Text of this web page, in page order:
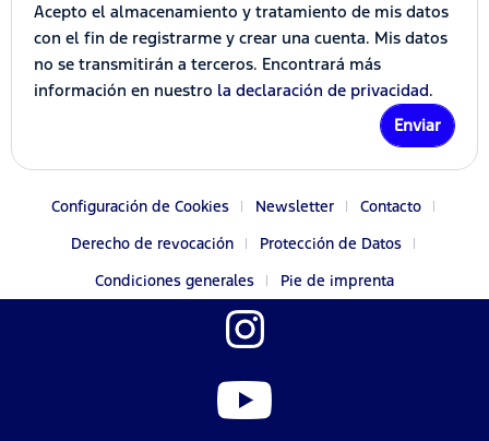
Acepto el almacenamiento y tratamiento de mis datos
con el fin de registrarme y crear una cuenta. Mis datos
no se transmitirán a terceros. Encontrará más
información en nuestro la declaración de privacidad.
Enviar
Configuración de Cookies Newsletter
Contacto
Derecho de revocación
Protección de Datos
Condiciones generales
Pie de imprenta